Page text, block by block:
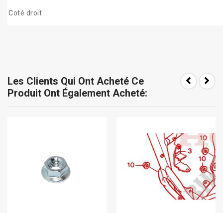
Coté droit
Les Clients Qui Ont Acheté Ce
Produit Ont Également Acheté: